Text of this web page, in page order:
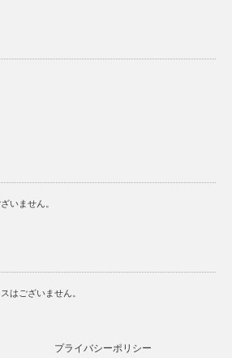
いません。
はございません。
プライバシーポリシー